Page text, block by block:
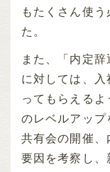
もたくさん使
た。
また、「内定
に対しては、
ってもらえる
のレベルアップ
共有会の開催、
要因を考察し、